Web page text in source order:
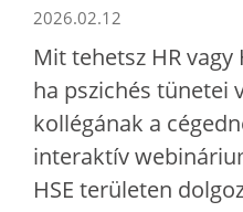
2026.02.12
Mit tehetsz HR
ha pszichés tünetei
kollégának a
interaktív
HSE területen